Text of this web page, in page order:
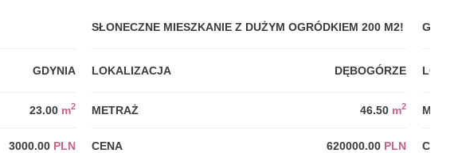
GDYNIA
23.00 m2
3000.00 PLN
SŁONECZNE MIESZKANIE Z DUŻYM OGRÓDKIEM 200 M2!
LOKALIZACJA DĘBOGÓRZE
METRAŻ 46.50 m2
CENA 620000.00 PLN CENA